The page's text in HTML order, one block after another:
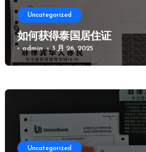
Uncategorized
如何获得泰国居住证
admin 3 月 26, 2025
Uncategorized